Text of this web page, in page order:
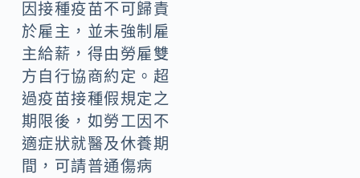
因接種疫苗不可歸責
於雇主，並未強制雇
主給薪，得由勞雇雙
方自行協商約定。超
過疫苗接種假規定之
期限後，如勞工因不
適症狀就醫及休養期
間，可請普通傷病